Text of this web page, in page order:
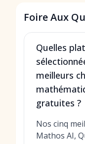
Foire Aux
Quelles
meilleurs
gratuites ?
Nos cinq
Mathos AI,